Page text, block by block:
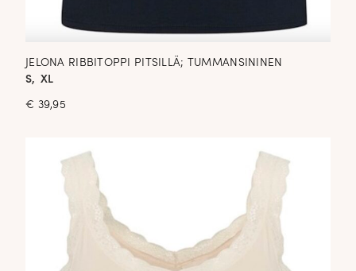
JELONA RIBBITOPPI PITSILLÄ; TUMMANSININEN
S, XL
€ 39,95